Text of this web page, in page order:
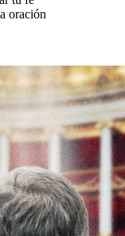
oración